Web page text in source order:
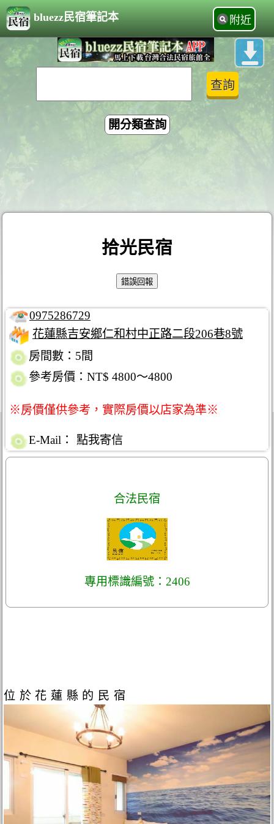
bluezz民宿筆記本 附近
開分類查詢
拾光民宿
0975286729
花蓮縣吉安鄉仁和村中正路二段206巷8號
房間數：5間
參考房價：NT$ 4800～4800
※房價僅供參考，實際房價以店家為準※
E-Mail： 點我寄信
合法民宿
專用標識編號：2406
位於花蓮縣的民宿